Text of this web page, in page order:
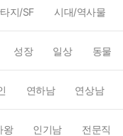
지/SF 시대/역사물
성장 일상 동물
연하남 연상남
왕 인기남 전문직